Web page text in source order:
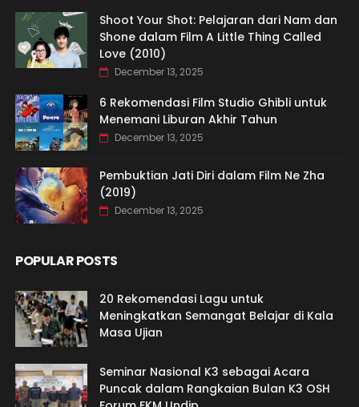
Shoot Your Shot: Pelajaran dari Nam dan
Shone dalam Film A Little Thing Called
Love (2010)
December 13, 2025
6 Rekomendasi Film Studio Ghibli untuk
Menemani Liburan Akhir Tahun
December 13, 2025
Pembuktian Jati Diri dalam Film Ne Zha
(2019)
December 13, 2025
POPULAR POSTS
20 Rekomendasi Lagu untuk
Meningkatkan Semangat Belajar di Kala
Masa Ujian
Seminar Nasional K3 sebagai Acara
Puncak dalam Rangkaian Bulan K3 OSH